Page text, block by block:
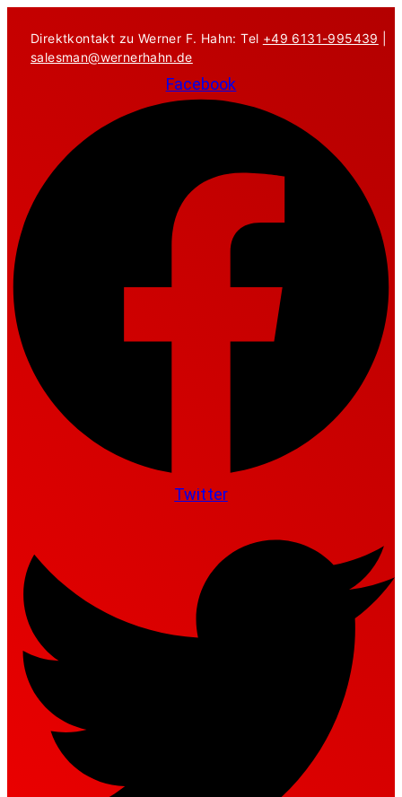
Inhalt
springen
Direktkontakt zu Werner F. Hahn: Tel +49 6131-995439
salesman@wernerhahn.de
Facebook
Twitter